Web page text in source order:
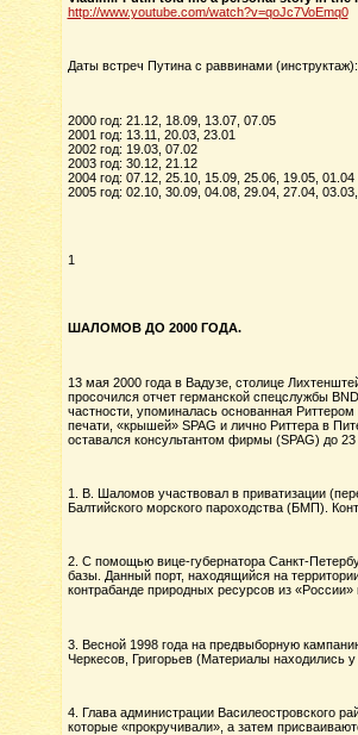
http://www.youtube.com/watch?v=qoJc7VoEmq0
Даты встреч Путина с раввинами (инструктаж):
2000 год: 21.12, 18.09, 13.07, 07.05
2001 год: 13.11, 20.03, 23.01
2002 год: 19.03, 07.02
2003 год: 30.12, 21.12
2004 год: 07.12, 25.10, 15.09, 25.06, 19.05, 01.04
2005 год: 02.10, 30.09, 04.08, 29.04, 27.04,
1
ШАЛОМОВ ДО 2000 ГОДА.
13 мая 2000 года в Вадузе, столице
просочился отчет германской спецслужбы
частности, упоминалась основанная
печати, «крышей» SPAG и лично Риттера в
оставался консультантом фирмы (SPAG) до 23
1. В. Шаломов участвовал в приватизации
Балтийского морского пароходства (БМП).
2. С помощью вице-губернатора Санкт-
базы. Данный порт, находящийся на
контрабанде природных ресурсов из «России»
3. Весной 1998 года на предвыборную
Черкесов, Григорьев (Материалы
4. Глава администрации Василеостровского
которые «прокручивали», а затем